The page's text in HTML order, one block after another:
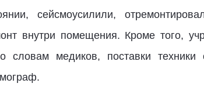
сейсмоусилили,
внутри помещения. Кроме того,
словам медиков, поставки